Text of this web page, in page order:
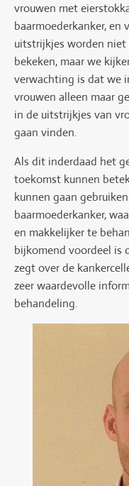
vrouwen met
baarmoederkanker, en
uitstrijkjes worden niet
bekeken, maar we
verwachting is dat we
vrouwen alleen maar
in de uitstrijkjes van
gaan vinden.
Als dit inderdaad het
toekomst kunnen
kunnen gaan
baarmoederkanker,
en makkelijker te
bijkomend voordeel is
zegt over de
zeer waardevolle
behandeling.